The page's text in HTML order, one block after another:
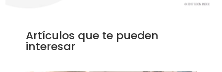
Artículos que te pueden
interesar